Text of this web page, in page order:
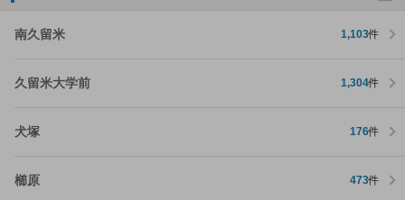
南久留米 1,103件
久留米大学前 1,304件
犬塚 176件
櫛原 473件